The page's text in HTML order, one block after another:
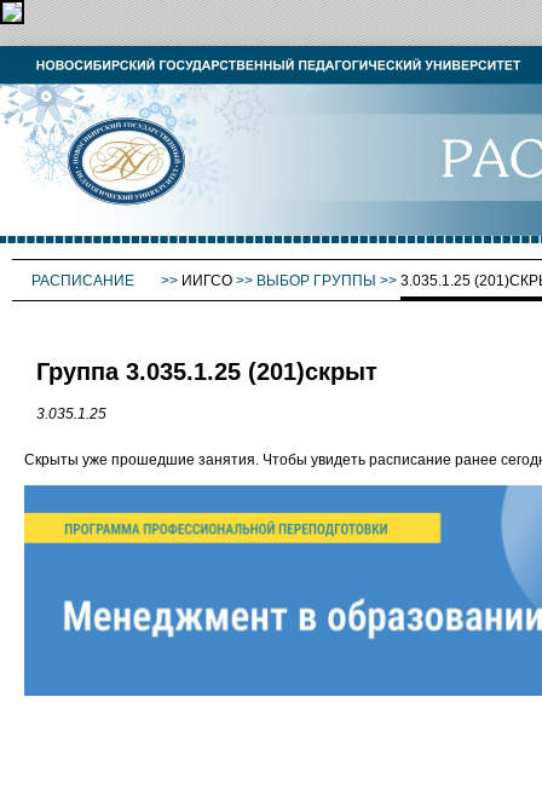
РАСПИСАНИЕ >> ИИГСО >> ВЫБОР ГРУППЫ >> 3.035.1.25
Группа 3.035.1.25 (201)скрыт
3.035.1.25
Скрыты уже прошедшие занятия. Чтобы увидеть расписание ранее